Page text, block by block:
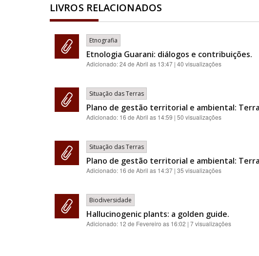
LIVROS RELACIONADOS
Etnografia
Etnologia Guarani: diálogos e contribuições.
Adicionado:24 de Abril as 13:47 | 40 visualizações
Situação das Terras
Plano de gestão territorial e ambiental:
Adicionado: 16 de Abril as 14:59 | 50 visualizações
Situação das Terras
Plano de gestão territorial e ambiental:
Adicionado: 16 de Abril as 14:37 | 35 visualizações
Biodiversidade
Hallucinogenic plants: a golden guide.
Adicionado: 12 de Fevereiro as 16:02 | 7 visualizações